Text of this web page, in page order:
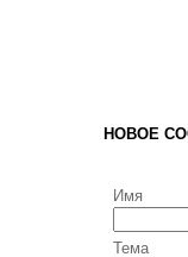
НОВОЕ
Имя
Тема